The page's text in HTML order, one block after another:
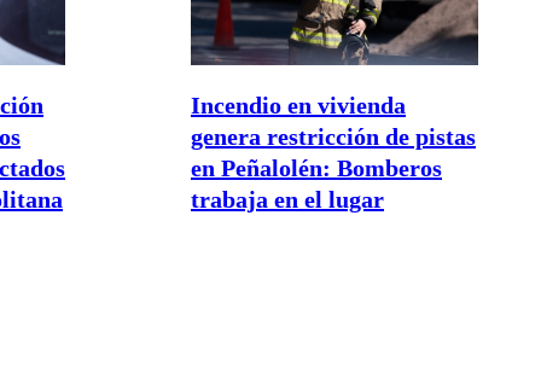
Incendio en vivienda
genera restricción de pistas
en Peñalolén: Bomberos
trabaja en el lugar